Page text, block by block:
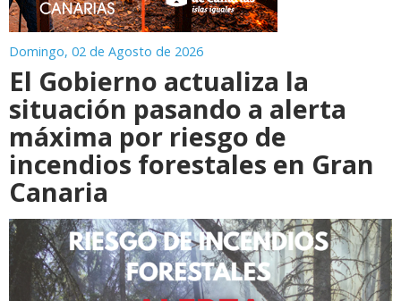
Domingo, 02 de Agosto de 2026
El Gobierno actualiza la
situación pasando a alerta
máxima por riesgo de
incendios forestales en Gran
Canaria